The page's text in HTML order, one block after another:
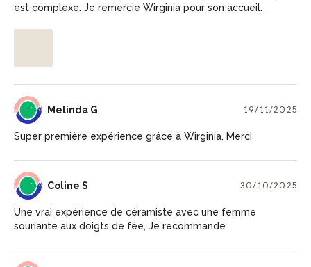
est complexe. Je remercie Wirginia pour son accueil.
MG Melinda G 19/11/2025
Super première expérience grâce à Wirginia. Merci
CS Coline S 30/10/2025
Une vrai expérience de céramiste avec une femme
souriante aux doigts de fée, Je recommande